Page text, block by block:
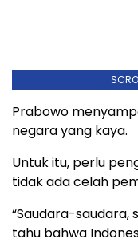
Prabowo
negara yang kaya.
Untuk itu, perlu
tidak ada celah
“Saudara-saudara,
tahu bahwa